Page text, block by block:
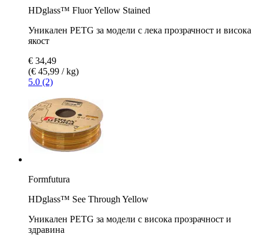
HDglass™ Fluor Yellow Stained
Уникален PETG за модели с лека прозрачност и висока
якост
€ 34,49
(€ 45,99 / kg)
5.0 (2)
Formfutura
HDglass™ See Through Yellow
Уникален PETG за модели с висока прозрачност и
здравина